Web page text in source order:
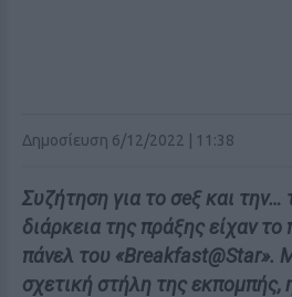
Δημοσίευση 6/12/2022 | 11:38
Συζήτηση για το σeξ και την…
διάρκεια της πράξης είχαν
πάνελ του «Breakfast@Star».
σχετική στήλη της εκπομπής,